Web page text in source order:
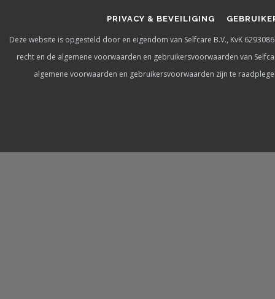
PRIVACY & BEVEILIGING
Deze website is opgesteld door en eigendom van Selfcare B.V., KvK
recht en de algemene voorwaarden en gebruikersvoorwaarden van
algemene voorwaarden en gebruikersvoorwaarden zijn te